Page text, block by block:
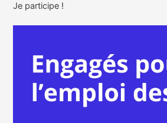
Je participe !